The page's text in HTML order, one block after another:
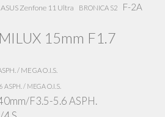
ASUS Zenfone 11 Ultra BRONICA S2 F-2A
15mm F1.7
/ MEGA O.I.S.
/ MEGA O.I.S.
F3.5-5.6 ASPH.